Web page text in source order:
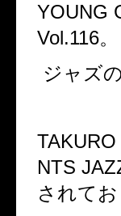
YOUNG
Vol.116。
ジャズ
NTS
されて